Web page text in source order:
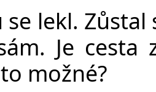
lekl.
Je
možné?